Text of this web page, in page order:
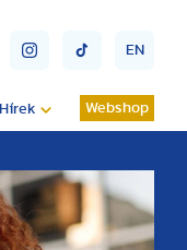
EN
Hírek Webshop